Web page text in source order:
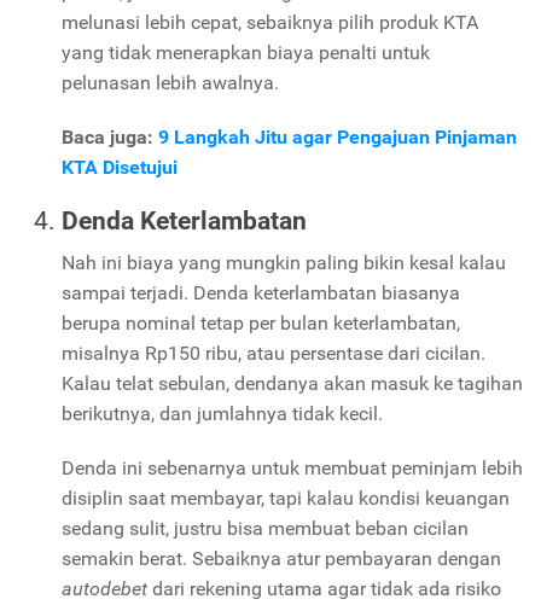
melunasi lebih cepat, sebaiknya pilih produk KTA
yang tidak menerapkan biaya penalti untuk
pelunasan lebih awalnya.
Baca juga: 9 Langkah Jitu agar Pengajuan Pinjaman
KTA Disetujui
Denda Keterlambatan
Nah ini biaya yang mungkin paling bikin kesal kalau
sampai terjadi. Denda keterlambatan biasanya
berupa nominal tetap per bulan keterlambatan,
misalnya Rp150 ribu, atau persentase dari cicilan.
Kalau telat sebulan, dendanya akan masuk ke tagihan
berikutnya, dan jumlahnya tidak kecil.
Denda ini sebenarnya untuk membuat peminjam lebih
disiplin saat membayar, tapi kalau kondisi keuangan
sedang sulit, justru bisa membuat beban cicilan
semakin berat. Sebaiknya atur pembayaran dengan
autodebet dari rekening utama agar tidak ada risiko